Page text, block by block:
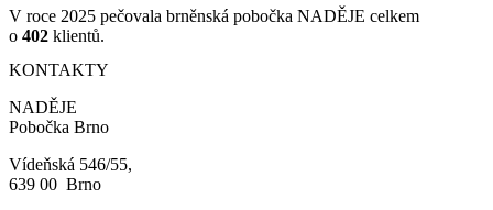
V roce 2025 pečovala brněnská pobočka NADĚJE celkem
o 402 klientů.
KONTAKTY
NADĚJE
Pobočka Brno
Vídeňská 546/55,
639 00 Brno